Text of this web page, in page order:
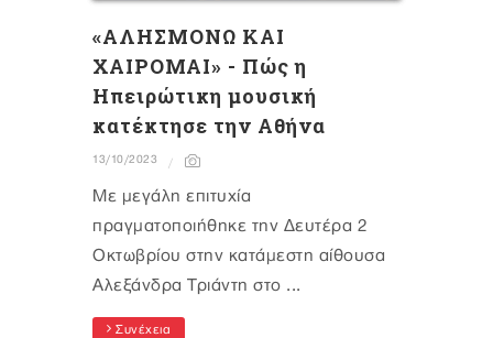
«ΑΛΗΣΜΟΝΩ ΚΑΙ
ΧΑΙΡΟΜΑΙ» - Πώς η
Ηπειρώτικη μουσική
κατέκτησε την Αθήνα
13/10/2023
Με μεγάλη επιτυχία
πραγματοποιήθηκε την Δευτέρα 2
Οκτωβρίου στην κατάμεστη αίθουσα
Αλεξάνδρα Τριάντη στο ...
Συνέχεια